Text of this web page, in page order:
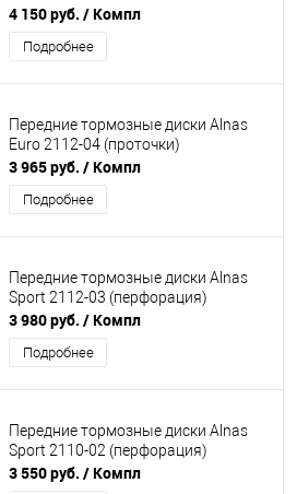
проточки)
4 150 руб. / Компл
Подробнее
Передние тормозные диски Alnas
Euro 2112-04 (проточки)
3 965 руб. / Компл
Подробнее
Передние тормозные диски Alnas
Sport 2112-03 (перфорация)
3 980 руб. / Компл
Подробнее
Передние тормозные диски Alnas
Sport 2110-02 (перфорация)
3 550 руб. / Компл